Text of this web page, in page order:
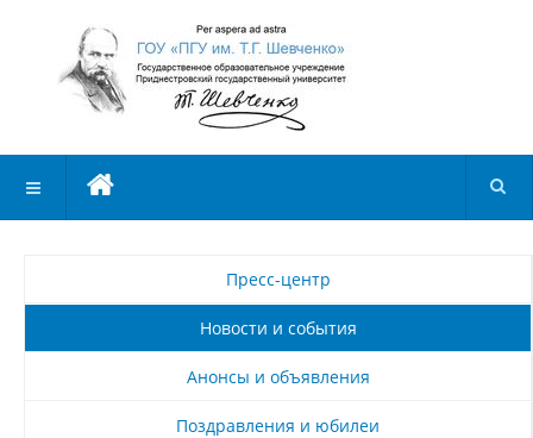
Пресс-центр
Новости и события
Анонсы и объявления
Поздравления и юбилеи